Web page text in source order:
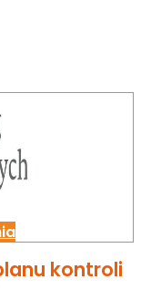
kontroli